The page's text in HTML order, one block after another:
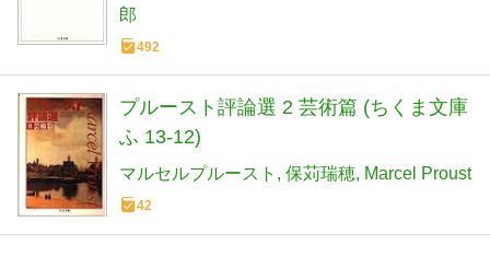
郎
492
プルースト評論選 2 芸術篇 (ちくま文庫
ふ 13-12)
マルセルプルースト 保苅瑞穂 Marcel Proust
42